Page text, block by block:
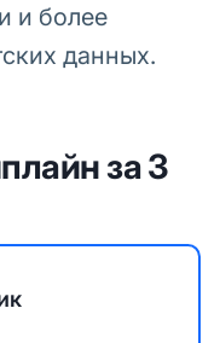
и более
данных.
за 3